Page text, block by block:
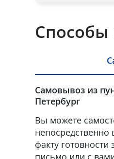
Способы
Самовывоз из
Петербург
Вы можете
факту готовности
письмо или с